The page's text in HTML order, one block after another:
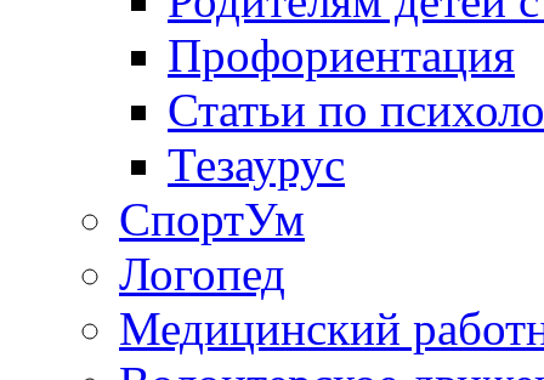
Профориентация
Статьи по
Тезаурус
СпортУм
Логопед
Медицинский